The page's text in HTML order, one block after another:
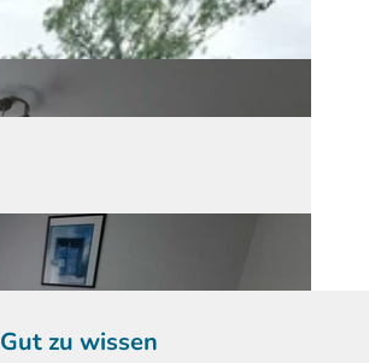
Gut zu wissen